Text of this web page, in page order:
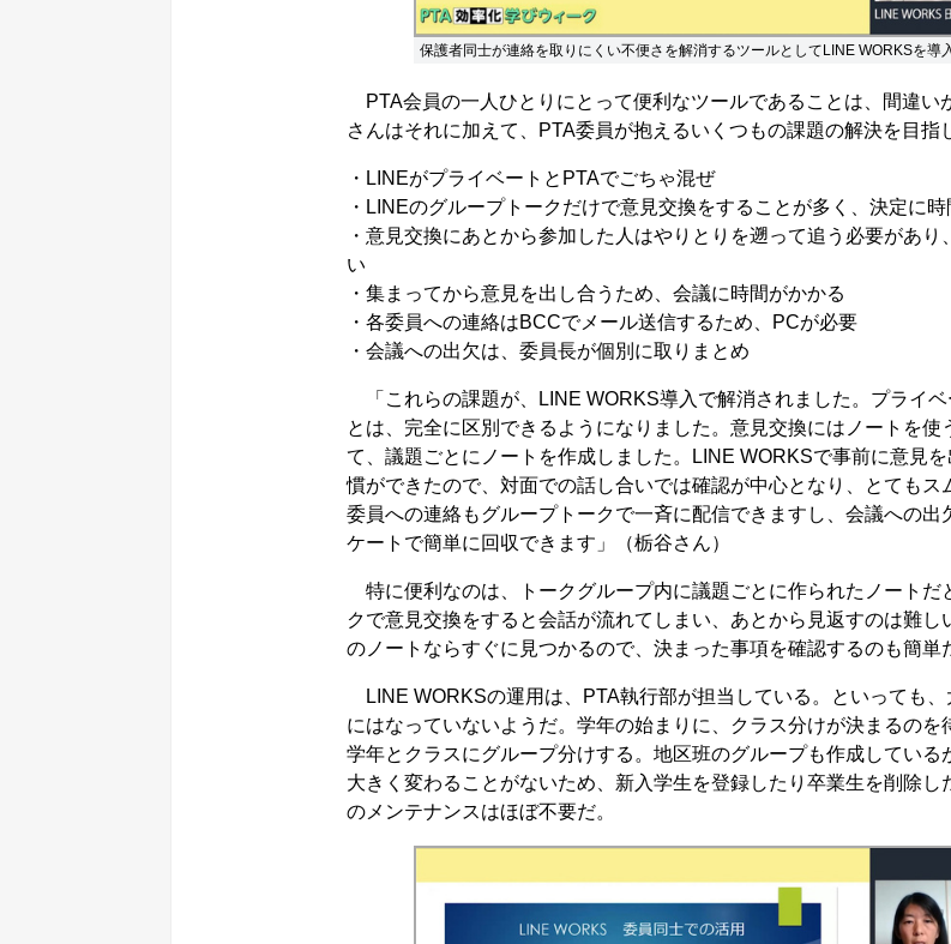
保護者同士が連絡を取りにくい不便さを解消するツールとしてLINE WORKSを導
PTA会員の一人ひとりにとって便利なツールであることは、間違い
さんはそれに加えて、PTA委員が抱えるいくつもの課題の解決を目指
・LINEがプライベートとPTAでごちゃ混ぜ
・LINEのグループトークだけで意見交換をすることが多く、決定に時
・意見交換にあとから参加した人はやりとりを遡って追う必要があり
い
・集まってから意見を出し合うため、会議に時間がかかる
・各委員への連絡はBCCでメール送信するため、PCが必要
・会議への出欠は、委員長が個別に取りまとめ
「これらの課題が、LINE WORKS導入で解消されました。プライベ
とは、完全に区別できるようになりました。意見交換にはノートを使
て、議題ごとにノートを作成しました。LINE WORKSで事前に意見
慣ができたので、対面での話し合いでは確認が中心となり、とてもス
委員への連絡もグループトークで一斉に配信できますし、会議への出
ケートで簡単に回収できます」（栃谷さん）
特に便利なのは、トークグループ内に議題ごとに作られたノートだ
クで意見交換をすると会話が流れてしまい、あとから見返すのは難し
のノートならすぐに見つかるので、決まった事項を確認するのも簡単
LINE WORKSの運用は、PTA執行部が担当している。といっても、
にはなっていないようだ。学年の始まりに、クラス分けが決まるのを
学年とクラスにグループ分けする。地区班のグループも作成している
大きく変わることがないため、新入学生を登録したり卒業生を削除し
のメンテナンスはほぼ不要だ。